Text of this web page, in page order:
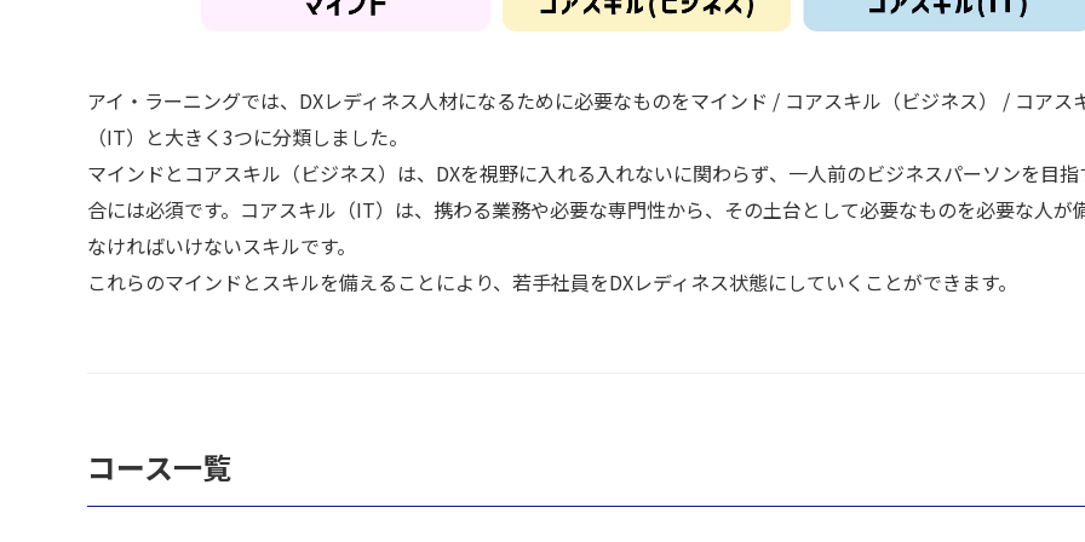
アイ・ラーニングでは、DXレディネス人材になるために必要なものをマインド / コアスキル（ビジネス） / コアス
（IT）と大きく3つに分類しました。
マインドとコアスキル（ビジネス）は、DXを視野に入れる入れないに関わらず、一人前のビジネスパーソンを目指
合には必須です。コアスキル（IT）は、携わる業務や必要な専門性から、その土台として必要なものを必要な人が
なければいけないスキルです。
これらのマインドとスキルを備えることにより、若手社員をDXレディネス状態にしていくことができます。
コース一覧